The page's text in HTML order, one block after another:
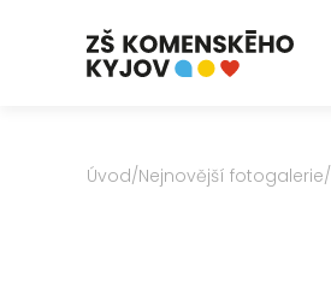
Úvod/Nejnovější fotogalerie/